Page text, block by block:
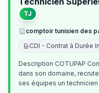
TJ
comptoir tunisien des
CDI - Contrat à Durée
Description COTUPAP
dans son domaine,
ses équipes un technicien de